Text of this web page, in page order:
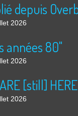
2026
années 80"
2026
[still] HERE
2026